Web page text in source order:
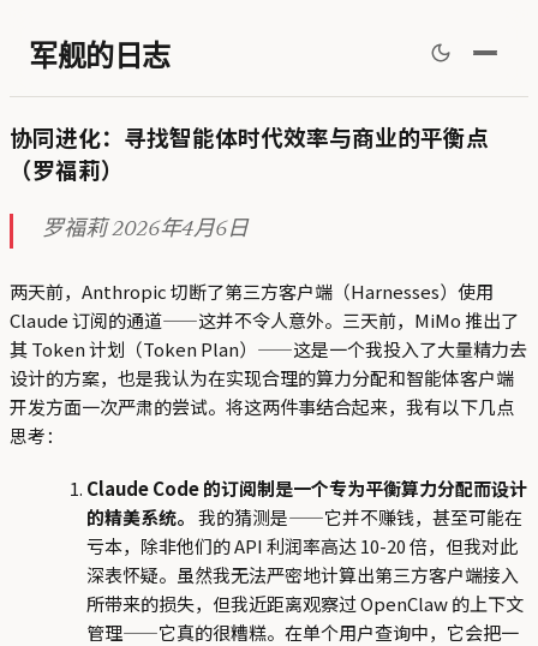
军舰的日志
协同进化：寻找智能体时代效率与商业的平衡点
（罗福莉）
罗福莉 2026年4月6日
两天前，Anthropic 切断了第三方客户端（Harnesses）使用
Claude 订阅的通道——这并不令人意外。三天前，MiMo 推出了
其 Token 计划（Token Plan）——这是一个我投入了大量精力去
设计的方案，也是我认为在实现合理的算力分配和智能体客户端
开发方面一次严肃的尝试。将这两件事结合起来，我有以下几点
思考：
Claude Code 的订阅制是一个专为平衡算力分配而设计
的精美系统。 我的猜测是——它并不赚钱，甚至可能在
亏本，除非他们的 API 利润率高达 10-20 倍，但我对此
深表怀疑。虽然我无法严密地计算出第三方客户端接入
所带来的损失，但我近距离观察过 OpenClaw 的上下文
管理——它真的很糟糕。在单个用户查询中，它会把一